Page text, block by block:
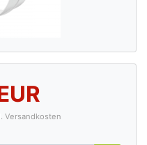
Versandkosten